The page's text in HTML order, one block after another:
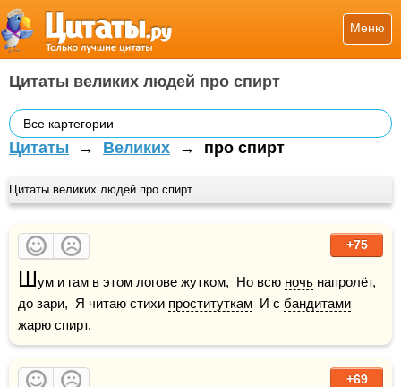
Меню
Цитаты великих людей про спирт
Все картегории
Цитаты → Великих → про спирт
Цитаты великих людей про спирт
+75
Шум и гам в этом логове жутком,  Но всю ночь напролёт,
до зари,  Я читаю стихи проституткам
  И с
бандитами
жарю спирт.
+69